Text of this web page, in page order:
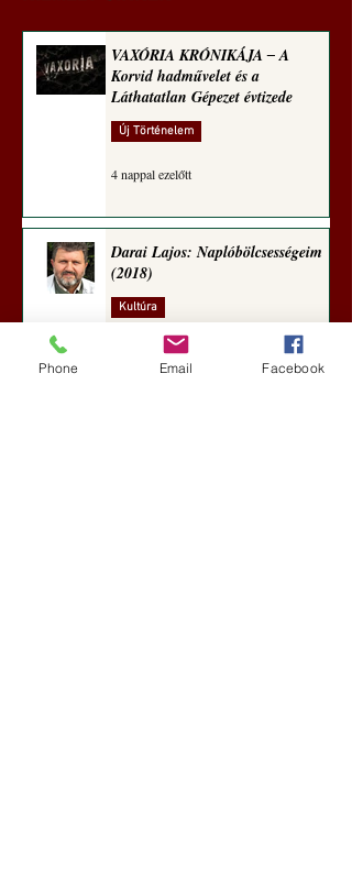
VAXÓRIA KRÓNIKÁJA ‒ A
Korvid hadművelet és a
Láthatatlan Gépezet évtizede
Új Történelem
4 nappal ezelőtt
Darai Lajos: Naplóbölcsességeim
(2018)
Kultúra
7 nappal ezelőtt
Phone Email Facebook